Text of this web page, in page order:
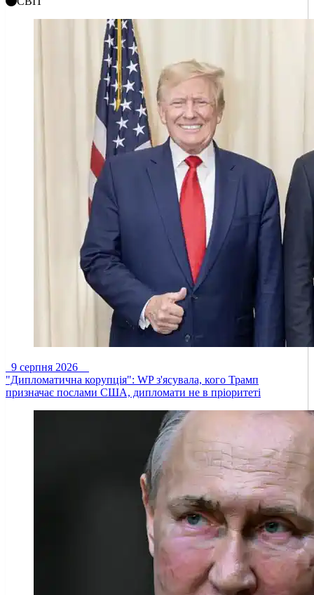
9 серпня 2026
"Дипломатична корупція": WP з'ясувала, кого Трамп
призначає послами США, дипломати не в пріоритеті